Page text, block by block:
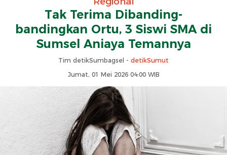
Tak Terima Dibanding-
bandingkan Ortu, 3 Siswi SMA di
Sumsel Aniaya Temannya
Tim detikSumbagsel - detikSumut
Jumat, 01 Mei 2026 04:00 WIB